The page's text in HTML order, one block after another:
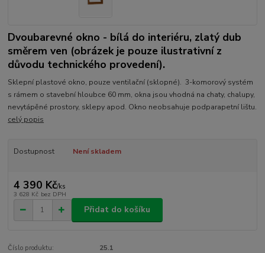
Dvoubarevné okno - bílá do interiéru, zlatý dub
směrem ven (obrázek je pouze ilustrativní z
důvodu technického provedení).
Sklepní plastové okno, pouze ventilační (sklopné). 3-komorový systém
s rámem o stavební hloubce 60 mm, okna jsou vhodná na chaty, chalupy,
nevytápěné prostory, sklepy apod. Okno neobsahuje podparapetní lištu.
celý popis
Dostupnost Není skladem
4 390 Kč/ks
3 628 Kč bez DPH
Přidat do košíku
Číslo produktu: 25.1